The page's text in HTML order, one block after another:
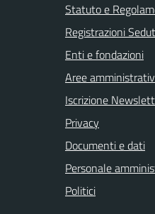
Statuto e
Registrazioni
Enti e fondazioni
Aree
Iscrizione
Privacy
Documenti e dati
Personale
Politici